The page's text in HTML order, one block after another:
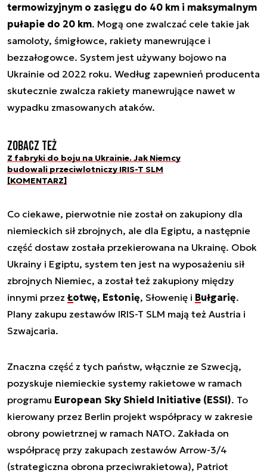
termowizyjnym o zasięgu do 40 km i maksymalnym
pułapie do 20 km. Mogą one zwalczać cele takie jak
samoloty, śmigłowce, rakiety manewrujące i
bezzałogowce. System jest używany bojowo na
Ukrainie od 2022 roku. Według zapewnień producenta
skutecznie zwalcza rakiety manewrujące nawet w
wypadku zmasowanych ataków.
Zobacz też
Z fabryki do boju na Ukrainie. Jak Niemcy
budowali przeciwlotniczy IRIS-T SLM
[KOMENTARZ]
Co ciekawe, pierwotnie nie został on zakupiony dla
niemieckich sił zbrojnych, ale dla Egiptu, a następnie
część dostaw została przekierowana na Ukrainę. Obok
Ukrainy i Egiptu, system ten jest na wyposażeniu sił
zbrojnych Niemiec, a został też zakupiony między
innymi przezŁotwę, Estonię, Słowenię i Bułgarię.
Plany zakupu zestawów IRIS-T SLM mają też Austria i
Szwajcaria.
Znaczna część z tych państw, włącznie ze Szwecją,
pozyskuje niemieckie systemy rakietowe w ramach
programu European Sky Shield Initiative (ESSI). To
kierowany przez Berlin projekt współpracy w zakresie
obrony powietrznej w ramach NATO. Zakłada on
współpracę przy zakupach zestawów Arrow-3/4
(strategiczna obrona przeciwrakietowa), Patriot